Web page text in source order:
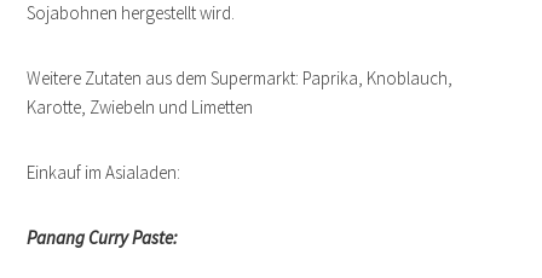
Sojabohnen hergestellt wird.
Weitere Zutaten aus dem Supermarkt: Paprika, Knoblauch,
Karotte, Zwiebeln und Limetten
Einkauf im Asialaden:
Panang Curry Paste: